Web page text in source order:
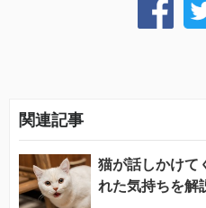
関連記事
猫が話しかけて
れた気持ちを解